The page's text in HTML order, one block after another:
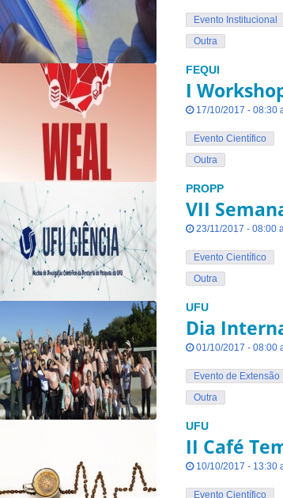
Evento Institucional
Outra
FEQUI
I
17/10/2017 - 08:30
Evento Científico
Outra
PROPP
VII
23/11/2017 - 08:00
Evento Científico
Outra
UFU
Dia
01/10/2017 - 08:00
Evento de Extensão
Outra
UFU
II Café
10/10/2017 - 13:30
Evento Científico